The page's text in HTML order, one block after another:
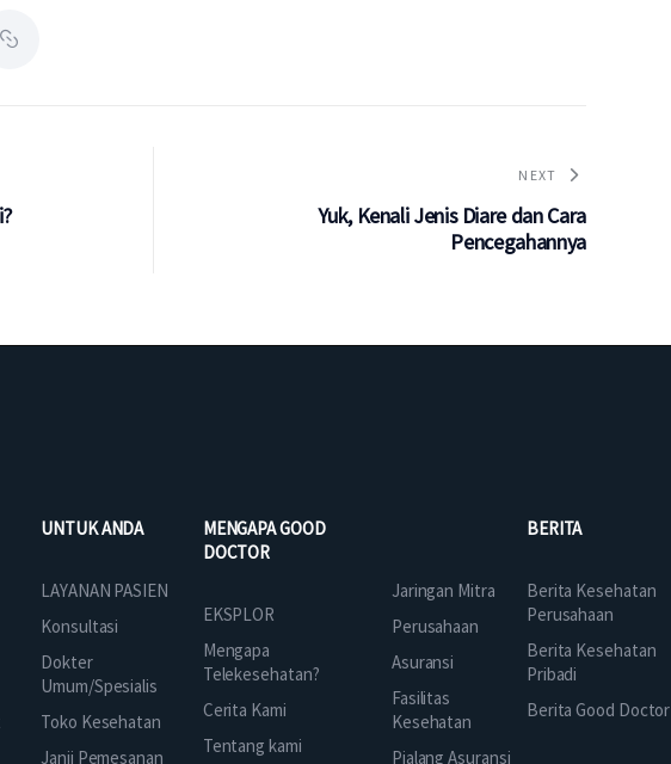
NEXT
Yuk, Kenali Jenis Diare dan Cara
Pencegahannya
UNTUK ANDA
LAYANAN PASIEN
Konsultasi
Dokter
Umum/Spesialis
Toko Kesehatan
Janji Pemesanan
MENGAPA GOOD
DOCTOR
EKSPLOR
Mengapa
Telekesehatan?
Cerita Kami
Tentang kami
Jaringan Mitra
Perusahaan
Asuransi
Fasilitas
Kesehatan
Pialang Asuransi
BERITA
Berita Kesehatan
Perusahaan
Berita Kesehatan
Pribadi
Berita Good Doctor